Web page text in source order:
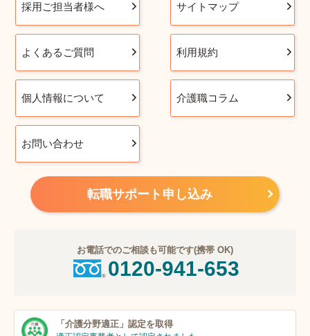
採用ご担当者様へ サイトマップ
よくあるご質問 利用規約
個人情報について 介護職コラム
お問い合わせ
転職サポート申し込み
お電話でのご相談も可能です(携帯 OK)
0120-941-653
「介護分野適正」 認定を取得